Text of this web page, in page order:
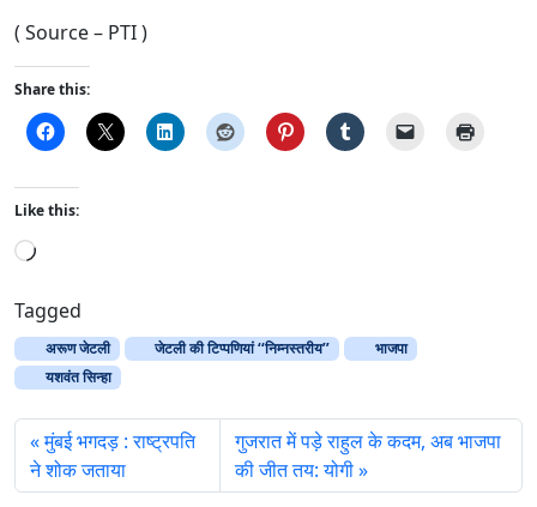
( Source – PTI )
Share this:
Like this:
L
a
d
i
n
g
…
Tagged
अरूण जेटली जेटली की टिप्पणियां ‘‘निम्नस्तरीय’’
भाजपा
यशवंत सिन्हा
मुंबई भगदड़ : राष्ट्रपति
ने शोक जताया
गुजरात में पड़े राहुल के कदम, अब भाजपा
की जीत तय: योगी